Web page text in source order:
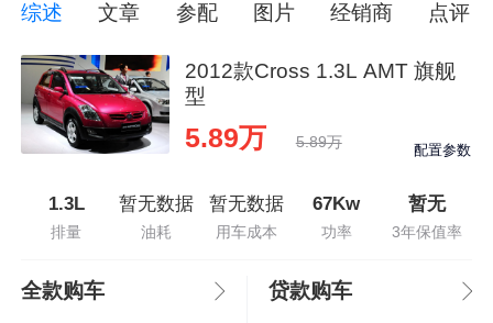
综述 文章 参配 图片 经销商 点评
2012款Cross 1.3L AMT 旗舰
型
5.89万 5.89万 配置参数
1.3L
排量
暂无数据
油耗
暂无数据
用车成本
67Kw
功率
暂无
3年保值率
全款购车 贷款购车